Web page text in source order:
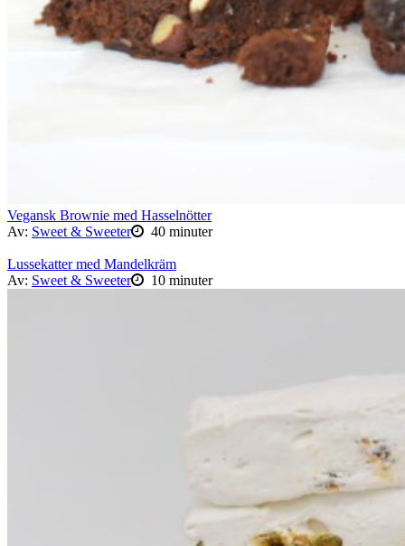
Vegansk Brownie med Hasselnötter
Av: Sweet & Sweeter 40 minuter
Lussekatter med Mandelkräm
Av: Sweet & Sweeter 10 minuter